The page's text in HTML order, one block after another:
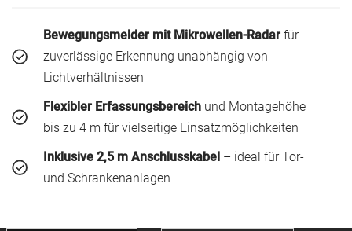
Bewegungsmelder mit Mikrowellen-Radar für
zuverlässige Erkennung unabhängig von
Lichtverhältnissen
Flexibler Erfassungsbereich und Montagehöhe
bis zu 4 m für vielseitige Einsatzmöglichkeiten
Inklusive 2,5 m Anschlusskabel – ideal für Tor-
und Schrankenanlagen